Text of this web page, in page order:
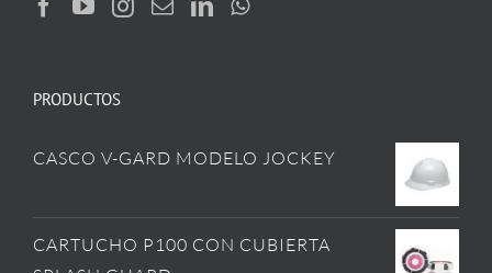
PRODUCTOS
CASCO V-GARD MODELO JOCKEY
CARTUCHO P100 CON CUBIERTA